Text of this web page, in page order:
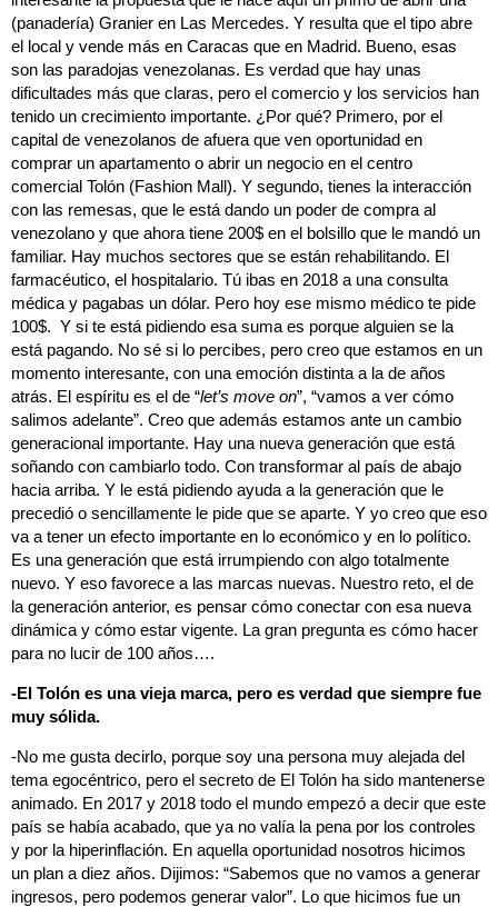
(panadería) Granier en Las Mercedes. Y resulta que el tipo abre
el local y vende más en Caracas que en Madrid. Bueno, esas
son las paradojas venezolanas. Es verdad que hay unas
dificultades más que claras, pero el comercio y los servicios han
tenido un crecimiento importante. ¿Por qué? Primero, por el
capital de venezolanos de afuera que ven oportunidad en
comprar un apartamento o abrir un negocio en el centro
comercial Tolón (Fashion Mall). Y segundo, tienes la interacción
con las remesas, que le está dando un poder de compra al
venezolano y que ahora tiene 200$ en el bolsillo que le mandó un
familiar. Hay muchos sectores que se están rehabilitando. El
farmacéutico, el hospitalario. Tú ibas en 2018 a una consulta
médica y pagabas un dólar. Pero hoy ese mismo médico te pide
100$. Y si te está pidiendo esa suma es porque alguien se la
está pagando. No sé si lo percibes, pero creo que estamos en un
momento interesante, con una emoción distinta a la de años
atrás. El espíritu es el de “let’s move on”, “vamos a ver cómo
salimos adelante”. Creo que además estamos ante un cambio
generacional importante. Hay una nueva generación que está
soñando con cambiarlo todo. Con transformar al país de abajo
hacia arriba. Y le está pidiendo ayuda a la generación que le
precedió o sencillamente le pide que se aparte. Y yo creo que eso
va a tener un efecto importante en lo económico y en lo político.
Es una generación que está irrumpiendo con algo totalmente
nuevo. Y eso favorece a las marcas nuevas. Nuestro reto, el de
la generación anterior, es pensar cómo conectar con esa nueva
dinámica y cómo estar vigente. La gran pregunta es cómo hacer
para no lucir de 100 años….
-El Tolón es una vieja marca, pero es verdad que siempre fue
muy sólida.
-No me gusta decirlo, porque soy una persona muy alejada del
tema egocéntrico, pero el secreto de El Tolón ha sido mantenerse
animado. En 2017 y 2018 todo el mundo empezó a decir que este
país se había acabado, que ya no valía la pena por los controles
y por la hiperinflación. En aquella oportunidad nosotros hicimos
un plan a diez años. Dijimos: “Sabemos que no vamos a generar
ingresos, pero podemos generar valor”. Lo que hicimos fue un